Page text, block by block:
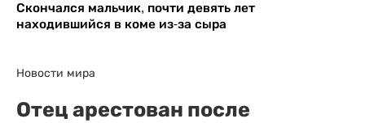
Скончался мальчик, почти девять лет
находившийся в коме из-за сыра
Новости мира
Отец арестован после